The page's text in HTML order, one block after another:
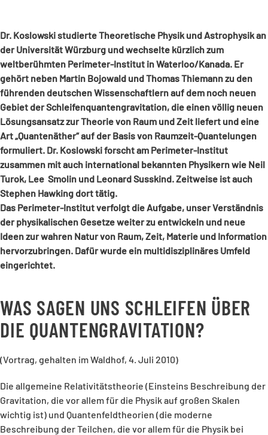
Dr. Koslowski studierte Theoretische Physik und Astrophysik an
der Universität Würzburg und wechselte kürzlich zum
weltberühmten Perimeter-Institut in Waterloo/Kanada. Er
gehört neben Martin Bojowald und Thomas Thiemann zu den
führenden deutschen Wissenschaftlern auf dem noch neuen
Gebiet der Schleifenquantengravitation, die einen völlig neuen
Lösungsansatz zur Theorie von Raum und Zeit liefert und eine
Art „Quantenäther“ auf der Basis von Raumzeit-Quantelungen
formuliert. Dr. Koslowski forscht am Perimeter-Institut
zusammen mit auch international bekannten Physikern wie Neil
Turok, Lee Smolin und Leonard Susskind. Zeitweise ist auch
Stephen Hawking dort tätig.
Das Perimeter-Institut verfolgt die Aufgabe, unser Verständnis
der physikalischen Gesetze weiter zu entwickeln und neue
Ideen zur wahren Natur von Raum, Zeit, Materie und Information
hervorzubringen. Dafür wurde ein multidisziplinäres Umfeld
eingerichtet.
WAS SAGEN UNS SCHLEIFEN ÜBER
DIE QUANTENGRAVITATION?
(Vortrag, gehalten im Waldhof, 4. Juli 2010)
Die allgemeine Relativitätstheorie (Einsteins Beschreibung der
Gravitation, die vor allem für die Physik auf großen Skalen
wichtig ist) und Quantenfeldtheorien (die moderne
Beschreibung der Teilchen, die vor allem für die Physik bei